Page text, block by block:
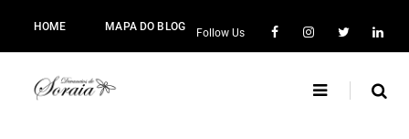
HOME MAPA DO BLOG
Follow Us